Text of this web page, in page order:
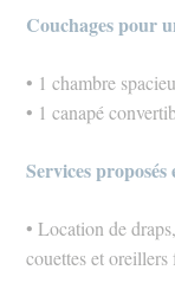
Couchages pour
• 1 chambre
• 1 canapé
Services
• Location de
couettes et oreillers